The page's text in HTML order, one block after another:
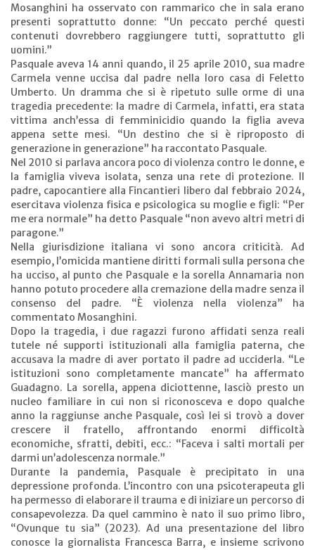
Mosanghini ha osservato con rammarico che in sala erano
presenti soprattutto donne: “Un peccato perché questi
contenuti dovrebbero raggiungere tutti, soprattutto gli
uomini.”
Pasquale aveva 14 anni quando, il 25 aprile 2010, sua madre
Carmela venne uccisa dal padre nella loro casa di Feletto
Umberto. Un dramma che si è ripetuto sulle orme di una
tragedia precedente: la madre di Carmela, infatti, era stata
vittima anch’essa di femminicidio quando la figlia aveva
appena sette mesi. “Un destino che si è riproposto di
generazione in generazione” ha raccontato Pasquale.
Nel 2010 si parlava ancora poco di violenza contro le donne, e
la famiglia viveva isolata, senza una rete di protezione. Il
padre, capocantiere alla Fincantieri libero dal febbraio 2024,
esercitava violenza fisica e psicologica su moglie e figli: “Per
me era normale” ha detto Pasquale “non avevo altri metri di
paragone.”
Nella giurisdizione italiana vi sono ancora criticità. Ad
esempio, l’omicida mantiene diritti formali sulla persona che
ha ucciso, al punto che Pasquale e la sorella Annamaria non
hanno potuto procedere alla cremazione della madre senza il
consenso del padre. “È violenza nella violenza” ha
commentato Mosanghini.
Dopo la tragedia, i due ragazzi furono affidati senza reali
tutele né supporti istituzionali alla famiglia paterna, che
accusava la madre di aver portato il padre ad ucciderla. “Le
istituzioni sono completamente mancate” ha affermato
Guadagno. La sorella, appena diciottenne, lasciò presto un
nucleo familiare in cui non si riconosceva e dopo qualche
anno la raggiunse anche Pasquale, così lei si trovò a dover
crescere il fratello, affrontando enormi difficoltà
economiche, sfratti, debiti, ecc.: “Faceva i salti mortali per
darmi un’adolescenza normale.”
Durante la pandemia, Pasquale è precipitato in una
depressione profonda. L’incontro con una psicoterapeuta gli
ha permesso di elaborare il trauma e di iniziare un percorso di
consapevolezza. Da quel cammino è nato il suo primo libro,
“Ovunque tu sia” (2023). Ad una presentazione del libro
conosce la giornalista Francesca Barra, e insieme scrivono